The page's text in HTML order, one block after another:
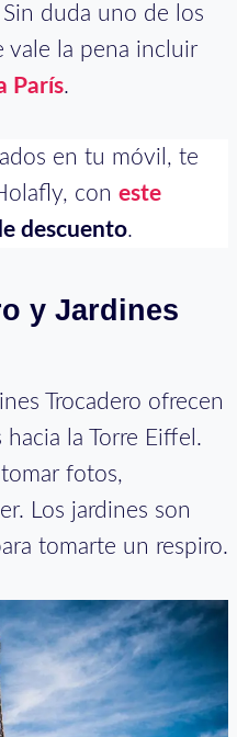
duda uno de los
vale la pena incluir
París.
en tu móvil, te
con este
descuento.
y Jardines
Trocadero ofrecen
la Torre Eiffel.
fotos,
Los jardines son
tomarte un respiro.